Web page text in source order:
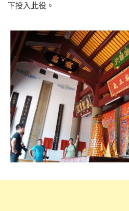
下投入此役。